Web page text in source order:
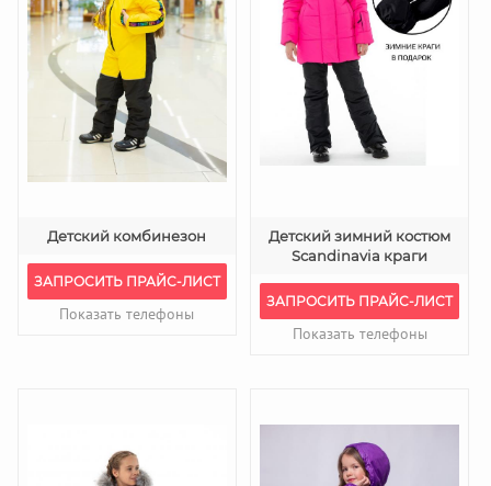
Детский комбинезон
ЗАПРОСИТЬ ПРАЙС-ЛИСТ
Показать телефоны
Детский зимний костюм
Scandinavia краги
ЗАПРОСИТЬ ПРАЙС-ЛИСТ
Показать телефоны